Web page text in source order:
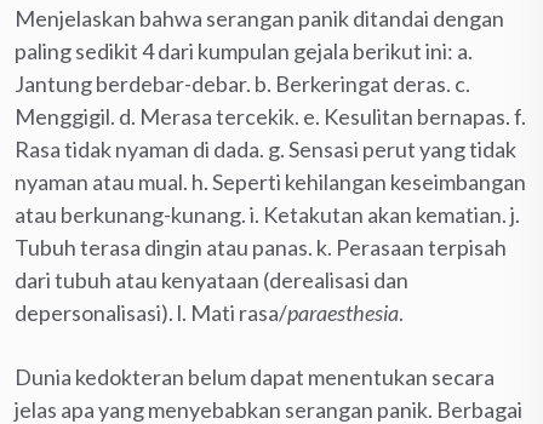
Menjelaskan bahwa serangan panik ditandai dengan
paling sedikit 4 dari kumpulan gejala berikut ini: a.
Jantung berdebar-debar. b. Berkeringat deras. c.
Menggigil. d. Merasa tercekik. e. Kesulitan bernapas. f.
Rasa tidak nyaman di dada. g. Sensasi perut yang tidak
nyaman atau mual. h. Seperti kehilangan keseimbangan
atau berkunang-kunang. i. Ketakutan akan kematian. j.
Tubuh terasa dingin atau panas. k. Perasaan terpisah
dari tubuh atau kenyataan (derealisasi dan
depersonalisasi). l. Mati rasa/paraesthesia.
Dunia kedokteran belum dapat menentukan secara
jelas apa yang menyebabkan serangan panik. Berbagai